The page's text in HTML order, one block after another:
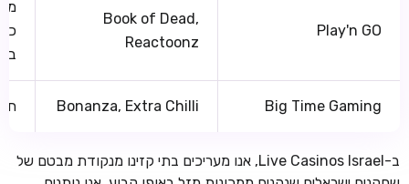
Play'n GO
Book of Dead,
Reactoonz
Big Time Gaming
Bonanza, Extra Chilli
ב-Live Casinos Israel, אנו מעריכים בתי קזינו מנקודת מבטם של